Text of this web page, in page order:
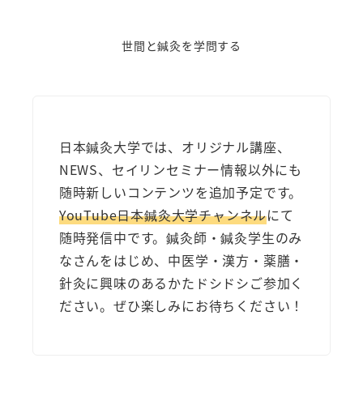
世間と鍼灸を学問する
日本鍼灸大学では、オリジナル講座、
NEWS、セイリンセミナー情報以外にも
随時新しいコンテンツを追加予定です。
YouTube日本鍼灸大学チャンネルにて
随時発信中です。鍼灸師・鍼灸学生のみ
なさんをはじめ、中医学・漢方・薬膳・
針灸に興味のあるかたドシドシご参加く
ださい。ぜひ楽しみにお待ちください！